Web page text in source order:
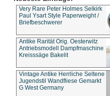
Very Rare Peter Holmes Selkirk
Paul Ysart Style Paperweight /
Briefbeschwerer
Antike Rarität Orig. Oesterwitz
Antriebsmodell Dampfmaschine
Kreisssäge Bakelit
Vintage Antike Herrliche Seltene
Jugendstil Wandfliese Gemarkt
G West Germany